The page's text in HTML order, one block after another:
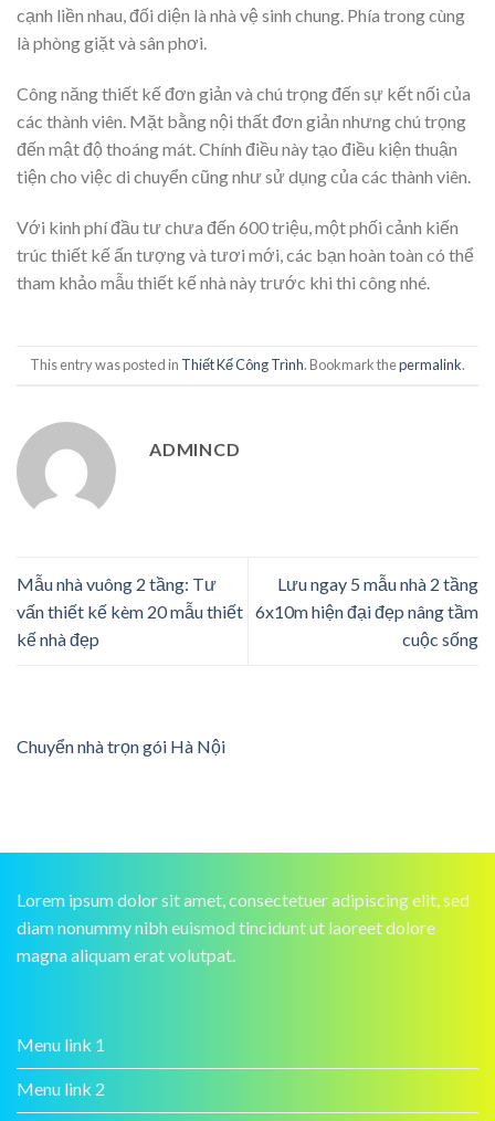
cạnh liền nhau, đối diện là nhà vệ sinh chung. Phía trong cùng
là phòng giặt và sân phơi.
Công năng thiết kế đơn giản và chú trọng đến sự kết nối của
các thành viên. Mặt bằng nội thất đơn giản nhưng chú trọng
đến mật độ thoáng mát. Chính điều này tạo điều kiện thuận
tiện cho việc di chuyển cũng như sử dụng của các thành viên.
Với kinh phí đầu tư chưa đến 600 triệu, một phối cảnh kiến
trúc thiết kế ấn tượng và tươi mới, các bạn hoàn toàn có thể
tham khảo mẫu thiết kế nhà này trước khi thi công nhé.
This entry was posted in Thiết Kế Công Trình. Bookmark thepermalink.
ADMINCD
Mẫu nhà vuông 2 tầng: Tư
vấn thiết kế kèm 20 mẫu thiết
kế nhà đẹp
Lưu ngay 5 mẫu nhà 2 tầng
6x10m hiện đại đẹp nâng tầm
cuộc sống
Chuyển nhà trọn gói Hà Nội
Lorem ipsum dolor sit amet, consectetuer adipiscing elit, sed
diam nonummy nibh euismod tincidunt ut laoreet dolore
magna aliquam erat volutpat.
Menu link 1
Menu link 2